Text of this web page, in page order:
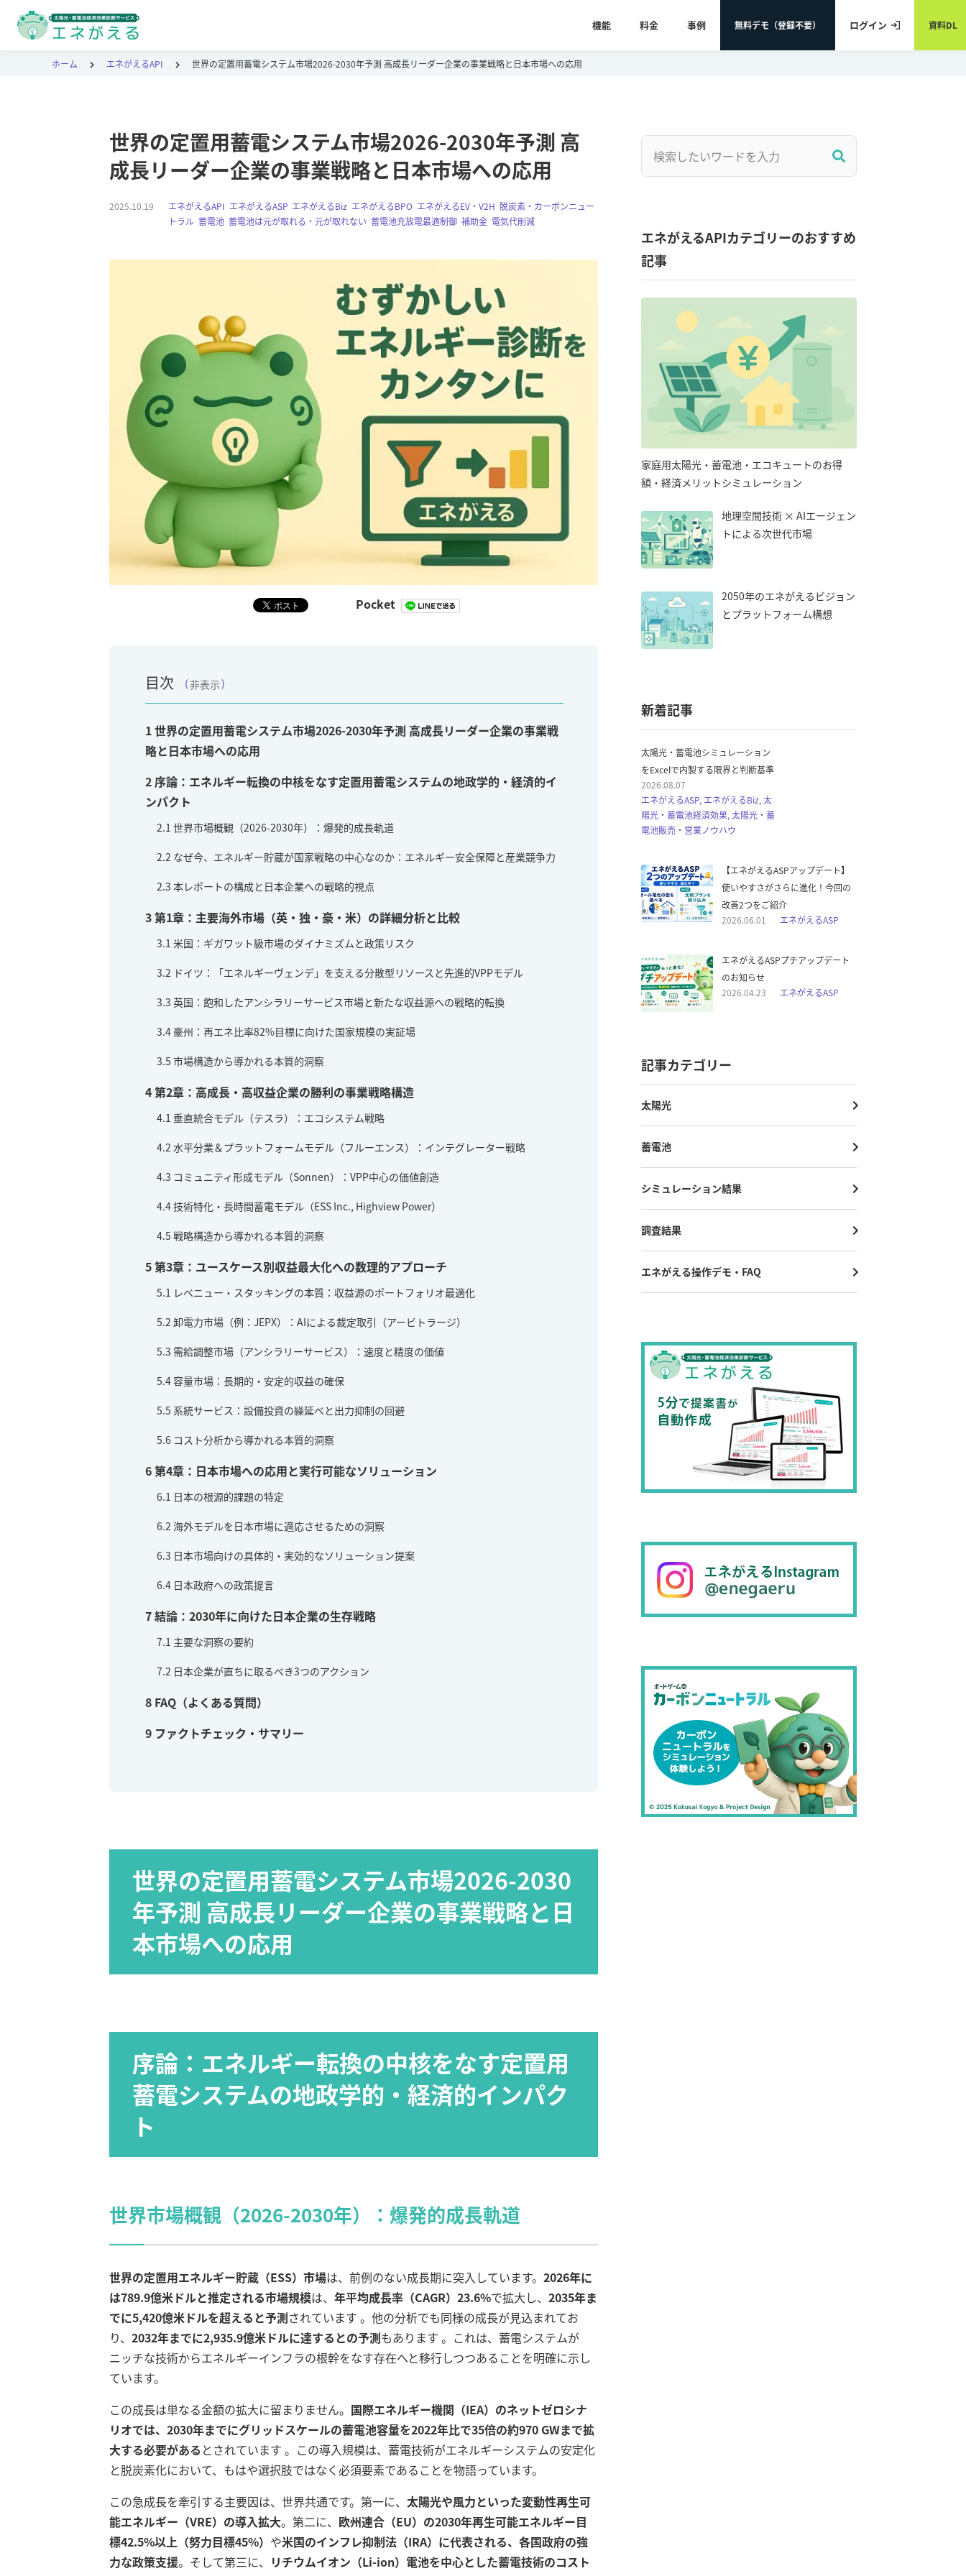
機能 料金 事例 無料デモ（登録不要） ログイン 資料DL
ホーム エネがえるAPI 世界の定置用蓄電システム市場2026-2030年予測 高成長リーダー企業の事業戦略と日本市場への応用
世界の定置用蓄電システム市場2026-2030年予測 高
成長リーダー企業の事業戦略と日本市場への応用
エネがえるAPI エネがえるASP エネがえるBiz エネがえるBPO エネがえるEV・V2H ,脱炭素・カーボンニュー
トラル ,蓄電池 ,蓄電池は元が取れる・元が取れない ,蓄電池充放電最適制御 ,補助金 電気代削減
2025.10.19
Pocket
目次 非表示
1世界の定置用蓄電システム市場2026-2030年予測 高成長リーダー企業の事業戦
略と日本市場への応用
2 序論：エネルギー転換の中核をなす定置用蓄電システムの地政学的・経済的イ
ンパクト
2.1 世界市場概観（2026-2030年）：爆発的成長軌道
2.2 なぜ今、エネルギー貯蔵が国家戦略の中心なのか：エネルギー安全保障と産業競争力
2.3 本レポートの構成と日本企業への戦略的視点
3第1章：主要海外市場（英・独・豪・米）の詳細分析と比較
3.1 米国：ギガワット級市場のダイナミズムと政策リスク
3.2 ドイツ：「エネルギーヴェンデ」を支える分散型リソースと先進的VPPモデル
3.3 英国：飽和したアンシラリーサービス市場と新たな収益源への戦略的転換
3.4豪州：再エネ比率82%目標に向けた国家規模の実証場
3.5 市場構造から導かれる本質的洞察
4第2章：高成長・高収益企業の勝利の事業戦略構造
4.1 垂直統合モデル（テスラ）：エコシステム戦略
4.2 水平分業＆プラットフォームモデル（フルーエンス）：インテグレーター戦略
4.3 コミュニティ形成モデル（Sonnen）：VPP中心の価値創造
4.4技術特化・長時間蓄電モデル（ESS Inc., Highview Power）
4.5 戦略構造から導かれる本質的洞察
5第3章：ユースケース別収益最大化への数理的アプローチ
5.1 レベニュー・スタッキングの本質：収益源のポートフォリオ最適化
5.2 卸電力市場（例：JEPX）：AIによる裁定取引（アービトラージ）
5.3 需給調整市場（アンシラリーサービス）：速度と精度の価値
5.4 容量市場：長期的・安定的収益の確保
5.5 系統サービス：設備投資の繰延べと出力抑制の回避
5.6 コスト分析から導かれる本質的洞察
6第4章：日本市場への応用と実行可能なソリューション
6.1 日本の根源的課題の特定
6.2 海外モデルを日本市場に適応させるための洞察
6.3 日本市場向けの具体的・実効的なソリューション提案
6.4 日本政府への政策提言
7結論：2030年に向けた日本企業の生存戦略
7.1 主要な洞察の要約
7.2 日本企業が直ちに取るべき3つのアクション
8 FAQ（よくある質問）
9 ファクトチェック・サマリー
世界の定置用蓄電システム市場2026-2030
年予測 高成長リーダー企業の事業戦略と日
本市場への応用
序論：エネルギー転換の中核をなす定置用
蓄電システムの地政学的・経済的インパク
ト
世界市場概観（2026-2030年）：爆発的成長軌道
世界の定置用エネルギー貯蔵（ESS）市場は、前例のない成長期に突入しています。 2026年に
は789.9億米ドルと推定される市場規模は、 年平均成長率（CAGR）23.6%で拡大し、 2035年ま
でに5,420億米ドルを超えると予測されています 。他の分析でも同様の成長が見込まれてお
り、 2032年までに2,935.9億米ドルに達するとの予測もあります 。これは、蓄電システムが
ニッチな技術からエネルギーインフラの根幹をなす存在へと移行しつつあることを明確に示し
ています。
この成長は単なる金額の拡大に留まりません。 国際エネルギー機関（IEA）のネットゼロシナ
リオでは、2030年までにグリッドスケールの蓄電池容量を2022年比で35倍の約970 GWまで拡
大する必要がある とされています 。この導入規模は、蓄電技術がエネルギーシステムの安定化
と脱炭素化において、もはや選択肢ではなく必須要素であることを物語っています。
この急成長を牽引する主要因は、世界共通です。第一に、 太陽光や風力といった変動性再生可
能エネルギー（VRE）の導入拡大。第二に、 欧州連合（EU）の2030年再生可能エネルギー目
標42.5%以上（努力目標45%） や米国のインフレ抑制法（IRA）に代表される、各国政府の強
力な政策支援。そして第三に、 リチウムイオン（Li-ion）電池を中心とした蓄電技術のコスト
エネがえるAPIカテゴリーのおすすめ
記事
家庭用太陽光・蓄電池・エコキュートのお得
額・経済メリットシミュレーション
地理空間技術 × AIエージェン
トによる次世代市場
2050年のエネがえるビジョン
とプラットフォーム構想
新着記事
太陽光・蓄電池シミュレーション
をExcelで内製する限界と判断基準
2026.08.07
エネがえるASP, エネがえるBiz, 太
陽光・蓄電池経済効果, 太陽光・蓄
電池販売・営業ノウハウ
【エネがえるASPアップデート】
使いやすさがさらに進化！今回の
改善2つをご紹介
2026.06.01
エネがえるASP
エネがえるASPプチアップデート
のお知らせ
2026.04.23
エネがえるASP
記事カテゴリー
太陽光
蓄電池
シミュレーション結果
調査結果
エネがえる操作デモ・FAQ